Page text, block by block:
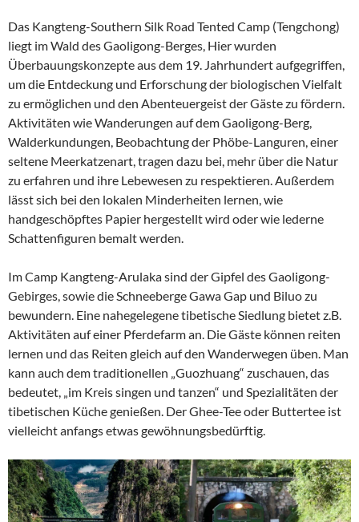
Das Kangteng-Southern Silk Road Tented Camp (Tengchong)
liegt im Wald des Gaoligong-Berges, Hier wurden
Überbauungskonzepte aus dem 19. Jahrhundert aufgegriffen,
um die Entdeckung und Erforschung der biologischen Vielfalt
zu ermöglichen und den Abenteuergeist der Gäste zu fördern.
Aktivitäten wie Wanderungen auf dem Gaoligong-Berg,
Walderkundungen, Beobachtung der Phöbe-Languren, einer
seltene Meerkatzenart, tragen dazu bei, mehr über die Natur
zu erfahren und ihre Lebewesen zu respektieren. Außerdem
lässt sich bei den lokalen Minderheiten lernen, wie
handgeschöpftes Papier hergestellt wird oder wie lederne
Schattenfiguren bemalt werden.
Im Camp Kangteng-Arulaka sind der Gipfel des Gaoligong-
Gebirges, sowie die Schneeberge Gawa Gap und Biluo zu
bewundern. Eine nahegelegene tibetische Siedlung bietet z.B.
Aktivitäten auf einer Pferdefarm an. Die Gäste können reiten
lernen und das Reiten gleich auf den Wanderwegen üben. Man
kann auch dem traditionellen „Guozhuang“ zuschauen, das
bedeutet, „im Kreis singen und tanzen“ und Spezialitäten der
tibetischen Küche genießen. Der Ghee-Tee oder Buttertee ist
vielleicht anfangs etwas gewöhnungsbedürftig.